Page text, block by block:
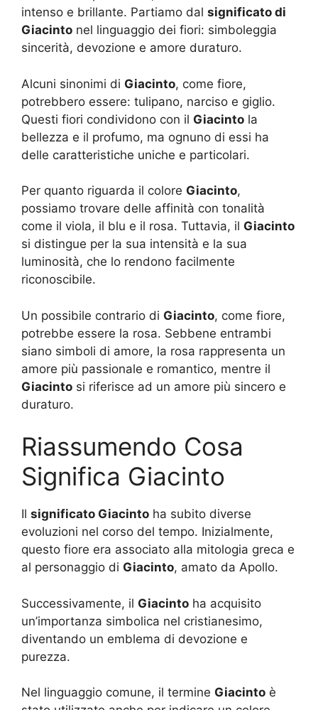
intenso e brillante. Partiamo dal significato di
Giacinto nel linguaggio dei fiori: simboleggia
sincerità, devozione e amore duraturo.
Alcuni sinonimi di Giacinto, come fiore,
potrebbero essere: tulipano, narciso e giglio.
Questi fiori condividono con il Giacinto la
bellezza e il profumo, ma ognuno di essi ha
delle caratteristiche uniche e particolari.
Per quanto riguarda il colore Giacinto,
possiamo trovare delle affinità con tonalità
come il viola, il blu e il rosa. Tuttavia, il Giacinto
si distingue per la sua intensità e la sua
luminosità, che lo rendono facilmente
riconoscibile.
Un possibile contrario di Giacinto, come fiore,
potrebbe essere la rosa. Sebbene entrambi
siano simboli di amore, la rosa rappresenta un
amore più passionale e romantico, mentre il
Giacinto si riferisce ad un amore più sincero e
duraturo.
Riassumendo Cosa
Significa Giacinto
Il significato Giacinto ha subito diverse
evoluzioni nel corso del tempo. Inizialmente,
questo fiore era associato alla mitologia greca e
al personaggio di Giacinto, amato da Apollo.
Successivamente, il Giacinto ha acquisito
un’importanza simbolica nel cristianesimo,
diventando un emblema di devozione e
purezza.
Nel linguaggio comune, il termine Giacinto è